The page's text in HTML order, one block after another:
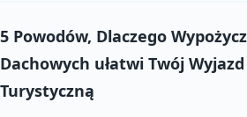
5 Powodów, Dlaczego
Dachowych ułatwi Twój
Turystyczną